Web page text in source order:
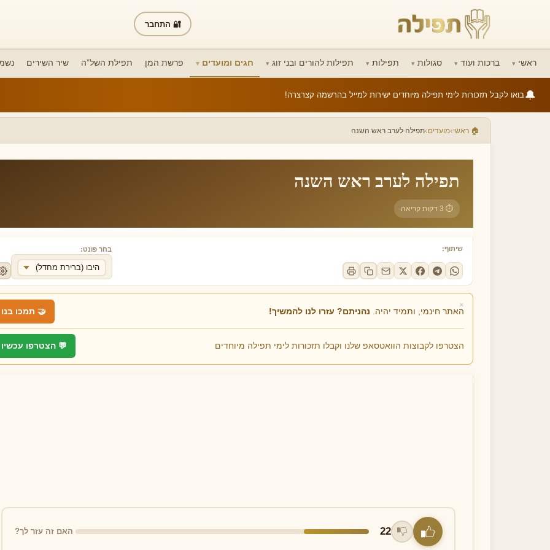
🔐 התחבר
ראשי ברכות ועוד סגולות תפילות תפילות להורים ובני זוג חגים ומועדים פרשת המן תפילת השל”ה שיר השירים
🔔בואו לקבל תזכורות לימי תפילה מיוחדים ישירות למייל בהרשמה קצרצרה!
🏠 ראשי›מועדים›תפילה לערב ראש השנה
תפילה לערב ראש השנה
⏱ 3 דקות קריאה
שיתוף: בחר פונט:
היבו (ברירת מחדל)
×
האתר חינמי, ותמיד יהיה. נהניתם? עזרו לנו להמשיך! 🤝 תמכו בנו
הצטרפו לקבוצות הוואטסאפ שלנו וקבלו תזכורות לימי תפילה מיוחדים 💬 הצטרפו עכשיו
22
⏰ זמן מיוחד לאמירה: ט בתשרי
🔔 תזכורת
יד בתשרי
🔔 תזכורת